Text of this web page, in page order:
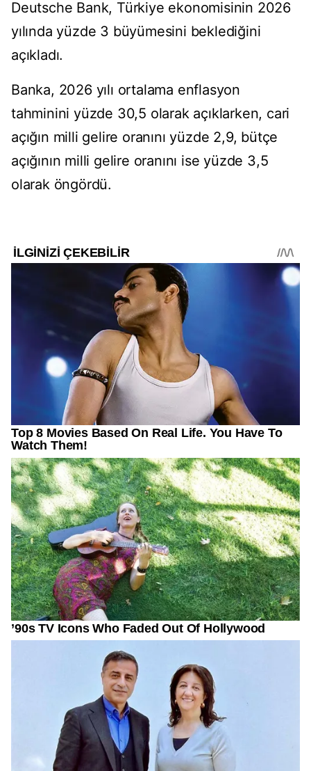
Deutsche Bank, Türkiye ekonomisinin 2026
yılında yüzde 3 büyümesini beklediğini
açıkladı.
Banka, 2026 yılı ortalama enflasyon
tahminini yüzde 30,5 olarak açıklarken, cari
açığın milli gelire oranını yüzde 2,9, bütçe
açığının milli gelire oranını ise yüzde 3,5
olarak öngördü.